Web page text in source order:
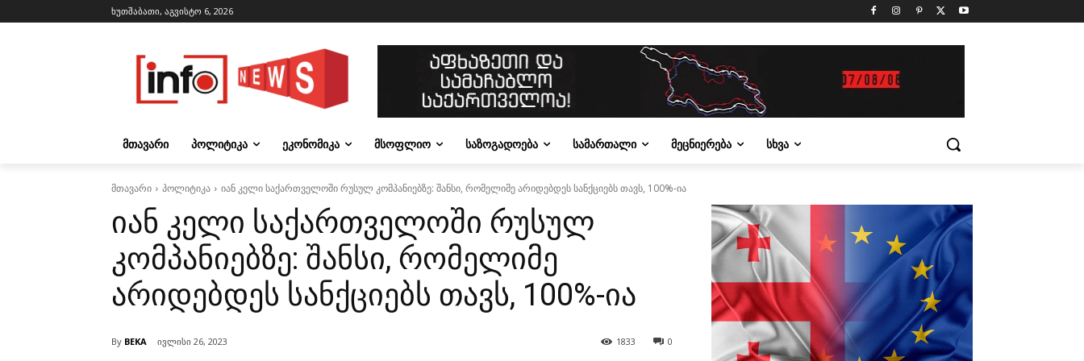
ხუთშაბათი, აგვისტო 6, 2026
ᲛᲗᲐᲕᲐᲠᲘ ᲞᲝᲚᲘᲢᲘᲙᲐ ᲔᲙᲝᲜᲝᲛᲘᲙᲐ ᲛᲡᲝᲤᲚᲘᲝ ᲡᲐᲖᲝᲒᲐᲓᲝᲔᲑᲐ ᲡᲐᲛᲐᲠᲗᲐᲚᲘ ᲛᲔᲪᲜᲘᲔᲠᲔᲑᲐ ᲡᲮᲕᲐ
მთავარი პოლიტიკა იან კელი საქართველოში რუსულ კომპანიებზე: შანსი, რომელიმე არიდებდეს სანქციებს თავს, 100%-ია
იან კელი საქართველოში რუსულ
კომპანიებზე: შანსი, რომელიმე
არიდებდეს სანქციებს თავს, 100%-ია
By BEKA ივლისი 26, 2023 0
1833